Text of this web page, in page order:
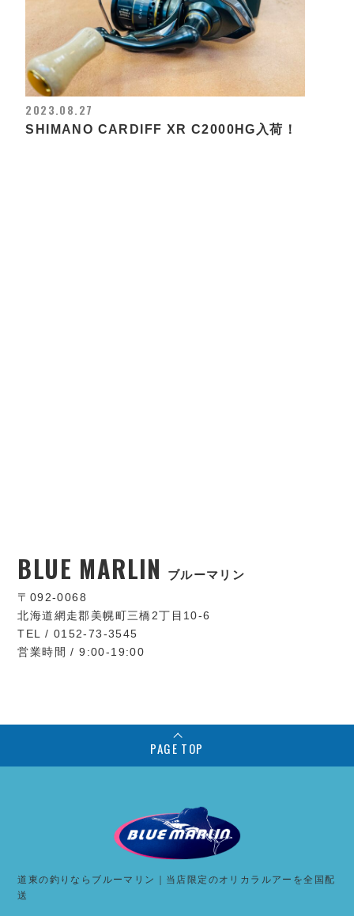
2023.08.27
SHIMANO CARDIFF XR C2000HG入荷！
BLUE MARLIN ブルーマリン
〒092-0068
北海道網走郡美幌町三橋2丁目10-6
TEL / 0152-73-3545
営業時間 / 9:00-19:00
PAGE TOP
道東の釣りならブルーマリン｜当店限定のオリカラルアーを全国配
送